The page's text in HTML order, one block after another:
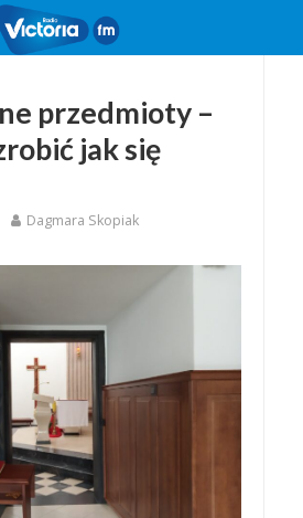
przedmioty –
jak się
Dagmara Skopiak